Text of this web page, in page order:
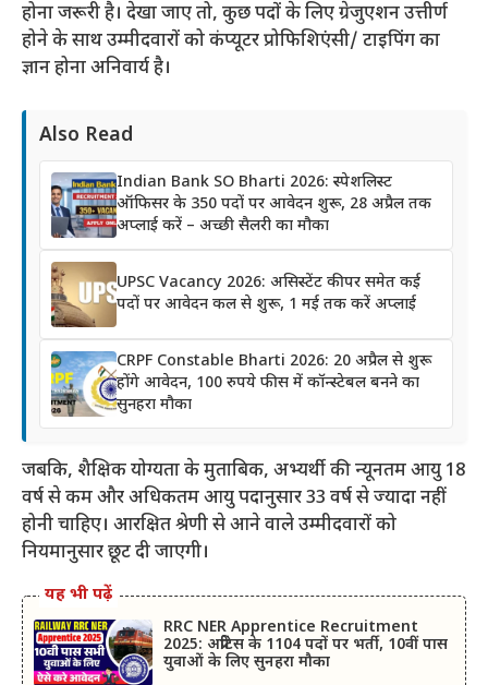
होना जरूरी है। देखा जाए तो, कुछ पदों के लिए ग्रेजुएशन उत्तीर्ण
होने के साथ उम्मीदवारों को कंप्यूटर प्रोफिशिएंसी/ टाइपिंग का
ज्ञान होना अनिवार्य है।
Also Read
Indian Bank SO Bharti 2026: स्पेशलिस्ट
ऑफिसर के 350 पदों पर आवेदन शुरू, 28 अप्रैल तक
अप्लाई करें – अच्छी सैलरी का मौका
UPSC Vacancy 2026: असिस्टेंट कीपर समेत कई
पदों पर आवेदन कल से शुरू, 1 मई तक करें अप्लाई
CRPF Constable Bharti 2026: 20 अप्रैल से शुरू
होंगे आवेदन, 100 रुपये फीस में कॉन्स्टेबल बनने का
सुनहरा मौका
जबकि, शैक्षिक योग्यता के मुताबिक, अभ्यर्थी की न्यूनतम आयु 18
वर्ष से कम और अधिकतम आयु पदानुसार 33 वर्ष से ज्यादा नहीं
होनी चाहिए। आरक्षित श्रेणी से आने वाले उम्मीदवारों को
नियमानुसार छूट दी जाएगी।
यह भी पढ़ें
RRC NER Apprentice Recruitment
2025: अप्रेंटिस के 1104 पदों पर भर्ती, 10वीं पास
युवाओं के लिए सुनहरा मौका